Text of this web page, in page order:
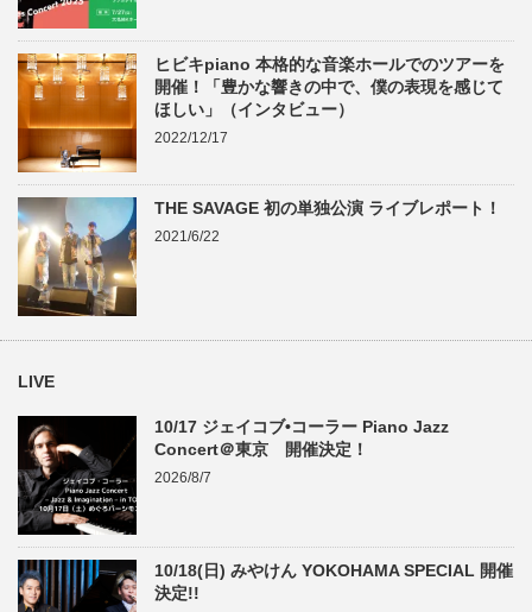
ヒビキpiano 本格的な音楽ホールでのツアーを
開催！「豊かな響きの中で、僕の表現を感じて
ほしい」（インタビュー）
2022/12/17
THE SAVAGE 初の単独公演 ライブレポート！
2021/6/22
LIVE
10/17 ジェイコブ•コーラー Piano Jazz
Concert＠東京 開催決定！
2026/8/7
10/18(日) みやけん YOKOHAMA SPECIAL 開催
決定!!